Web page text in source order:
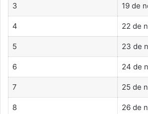
3 19 de
4 22 de
5 23 de
6 24 de
7 25 de
8 26 de